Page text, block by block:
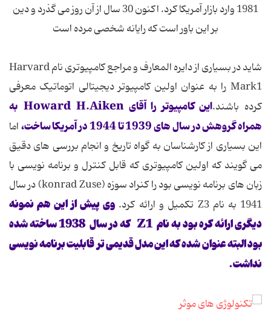
1981 وارد بازار آمریکا کرد. اکنون 30 سال از آن روز می گذرد و دین
بر این باور است که رایانه شخصی مرده است
شاید در بسیاری از دایره المعارف و مراجع کامپیوتری نام Harvard
Mark1 را به عنوان اولین کامپیوتر دیجیتالی اتوماتیک معرفی
کرده باشند.
این کامپیوتر را آقای Howard H.Aiken به
همراه گروهش در سال های 1939 تا 1944 در آمریکا ساخت،
اما
این بسیاری از کارشناسان به گواه تاریخ و انجام بررسی های دقیق
می گویند که اولین کامپیوتری که قابل کنترل و برنامه نویسی با
زبان های برنامه نویسی بود را کنراد سوزه (konrad Zuse) در سال
1941 به نام Z3 تکمیل و ارائه کرد.
وی پیش از این هم نمونه
دیگری ارائه کره بود به نام Z1 که در سال 1938 ساخته شده
بود البته عنوان شده که این مدل قدیمی تر قابلیت برنامه نویسی
نداشت.